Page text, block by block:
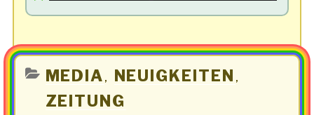
KATEGORIEN
MEDIA , NEUIGKEITEN ,
ZEITUNG